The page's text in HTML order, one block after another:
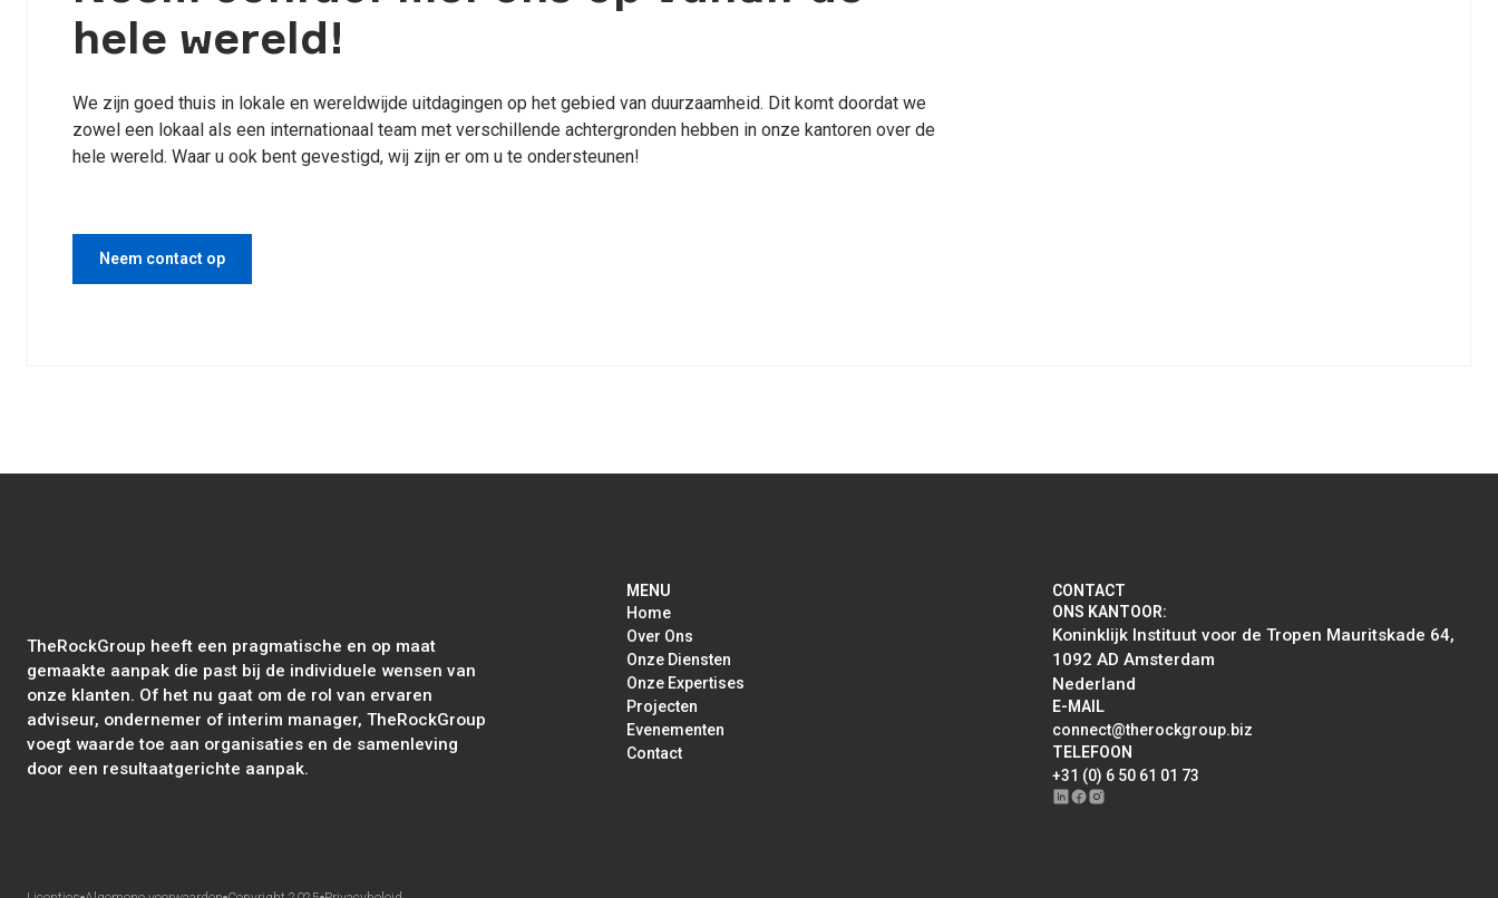
hele wereld!
We zijn goed thuis in lokale en wereldwijde uitdagingen op het gebied van duurzaamheid. Dit komt doordat we
zowel een lokaal als een internationaal team met verschillende achtergronden hebben in onze kantoren over de
hele wereld. Waar u ook bent gevestigd, wij zijn er om u te ondersteunen!
Neem contact op
TheRockGroup heeft een pragmatische en op maat
gemaakte aanpak die past bij de individuele wensen van
onze klanten. Of het nu gaat om de rol van ervaren
adviseur, ondernemer of interim manager, TheRockGroup
voegt waarde toe aan organisaties en de samenleving
door een resultaatgerichte aanpak.
MENU
Home
Over Ons
Onze Diensten
Onze Expertises
Projecten
Evenementen
Contact
CONTACT
ONS KANTOOR:
Koninklijk Instituut voor de Tropen Mauritskade 64,
1092 AD Amsterdam
Nederland
E-MAIL
connect@therockgroup.biz
TELEFOON
+31 (0) 6 50 61 01 73